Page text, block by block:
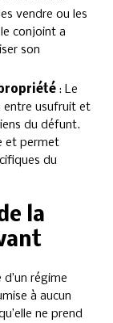
vendre ou les
conjoint a
son
: Le
entre usufruit et
du défunt.
et permet
du
la
d’un régime
à aucun
ne prend